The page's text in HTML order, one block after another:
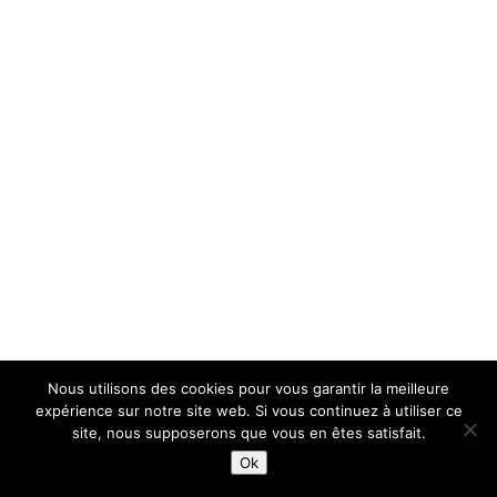
Nous utilisons des cookies pour vous garantir la meilleure
expérience sur notre site web. Si vous continuez à utiliser ce
site, nous supposerons que vous en êtes satisfait.
Ok